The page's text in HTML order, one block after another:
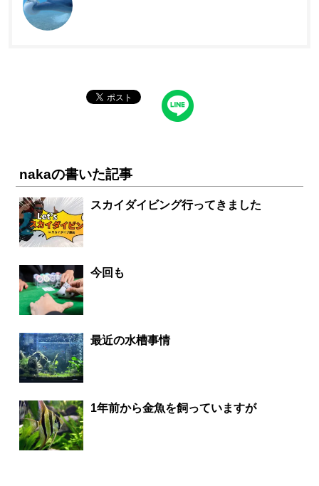
nakaの書いた記事
スカイダイビング行ってきました
今回も
最近の水槽事情
1年前から金魚を飼っていますが